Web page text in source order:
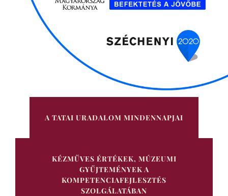
A TATAI URADALOM MINDENNAPJAI
KÉZMŰVES ÉRTÉKEK, MÚZEUMI
GYŰJTEMÉNYEK A
KOMPETENCIAFEJLESZTÉS
SZOLGÁLATÁBAN